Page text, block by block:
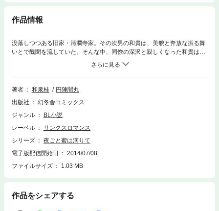
作品情報
没落しつつある旧家・清澗寺家。その次男の和貴は、美貌と奔放な振る舞
いとで醜聞を流していた。そんな中、同僚の深沢と親しくなった和貴は、
彼の清廉で温和な人柄に惹かれていく。だが、深沢を誘惑した和貴を待ち
受けていたのは、もう一つの顔を持つ深沢の仕掛けた淫靡な罠だっ
た……！ 快楽を求めて蕩ける躰に被虐の悦びを教え込まれ、甘美な欲望
に囚われる――禁断のラブロマンス登場！
著者 和泉桂
円陣闇丸
出版社
幻冬舎コミックス
ジャンル
BL小説
レーベル
リンクスロマンス
シリーズ
夜ごと蜜は滴りて
電子版配信開始日
2014/07/08
ファイルサイズ
1.03 MB
作品をシェアする